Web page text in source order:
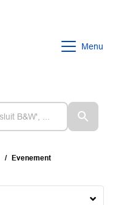
Menu
Evenement